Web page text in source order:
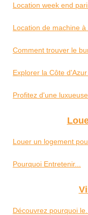
Location week end
Location de machine à
Comment trouver le
Explorer la Côte d'Azur
Profitez d'une
Louer un logement
Pourquoi Entretenir...
Découvrez pourquoi le...